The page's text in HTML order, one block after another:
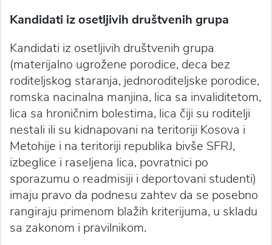
Kandidati iz osetljivih društvenih grupa
Kandidati iz osetljivih društvenih grupa
(materijalno ugrožene porodice, deca bez
roditeljskog staranja, jednoroditeljske porodice,
romska nacinalna manjina, lica sa invaliditetom,
lica sa hroničnim bolestima, lica čiji su roditelji
nestali ili su kidnapovani na teritoriji Kosova i
Metohije i na teritoriji republika bivše SFRJ,
izbeglice i raseljena lica, povratnici po
sporazumu o readmisiji i deportovani studenti)
imaju pravo da podnesu zahtev da se posebno
rangiraju primenom blažih kriterijuma, u skladu
sa zakonom i pravilnikom.